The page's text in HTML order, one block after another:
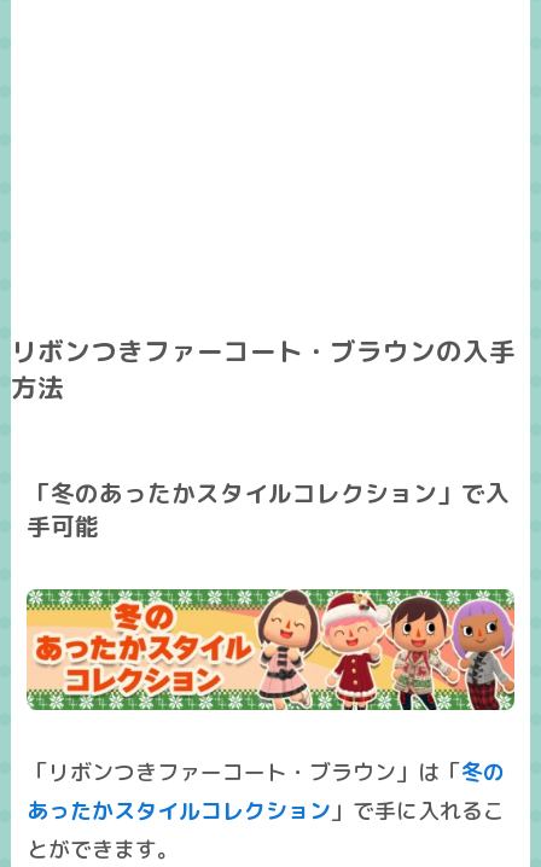
リボンつきファーコート・ブラウンの入手
方法
「冬のあったかスタイルコレクション」で入
手可能
「リボンつきファーコート・ブラウン」は「冬の
あったかスタイルコレクション」で手に入れるこ
とができます。